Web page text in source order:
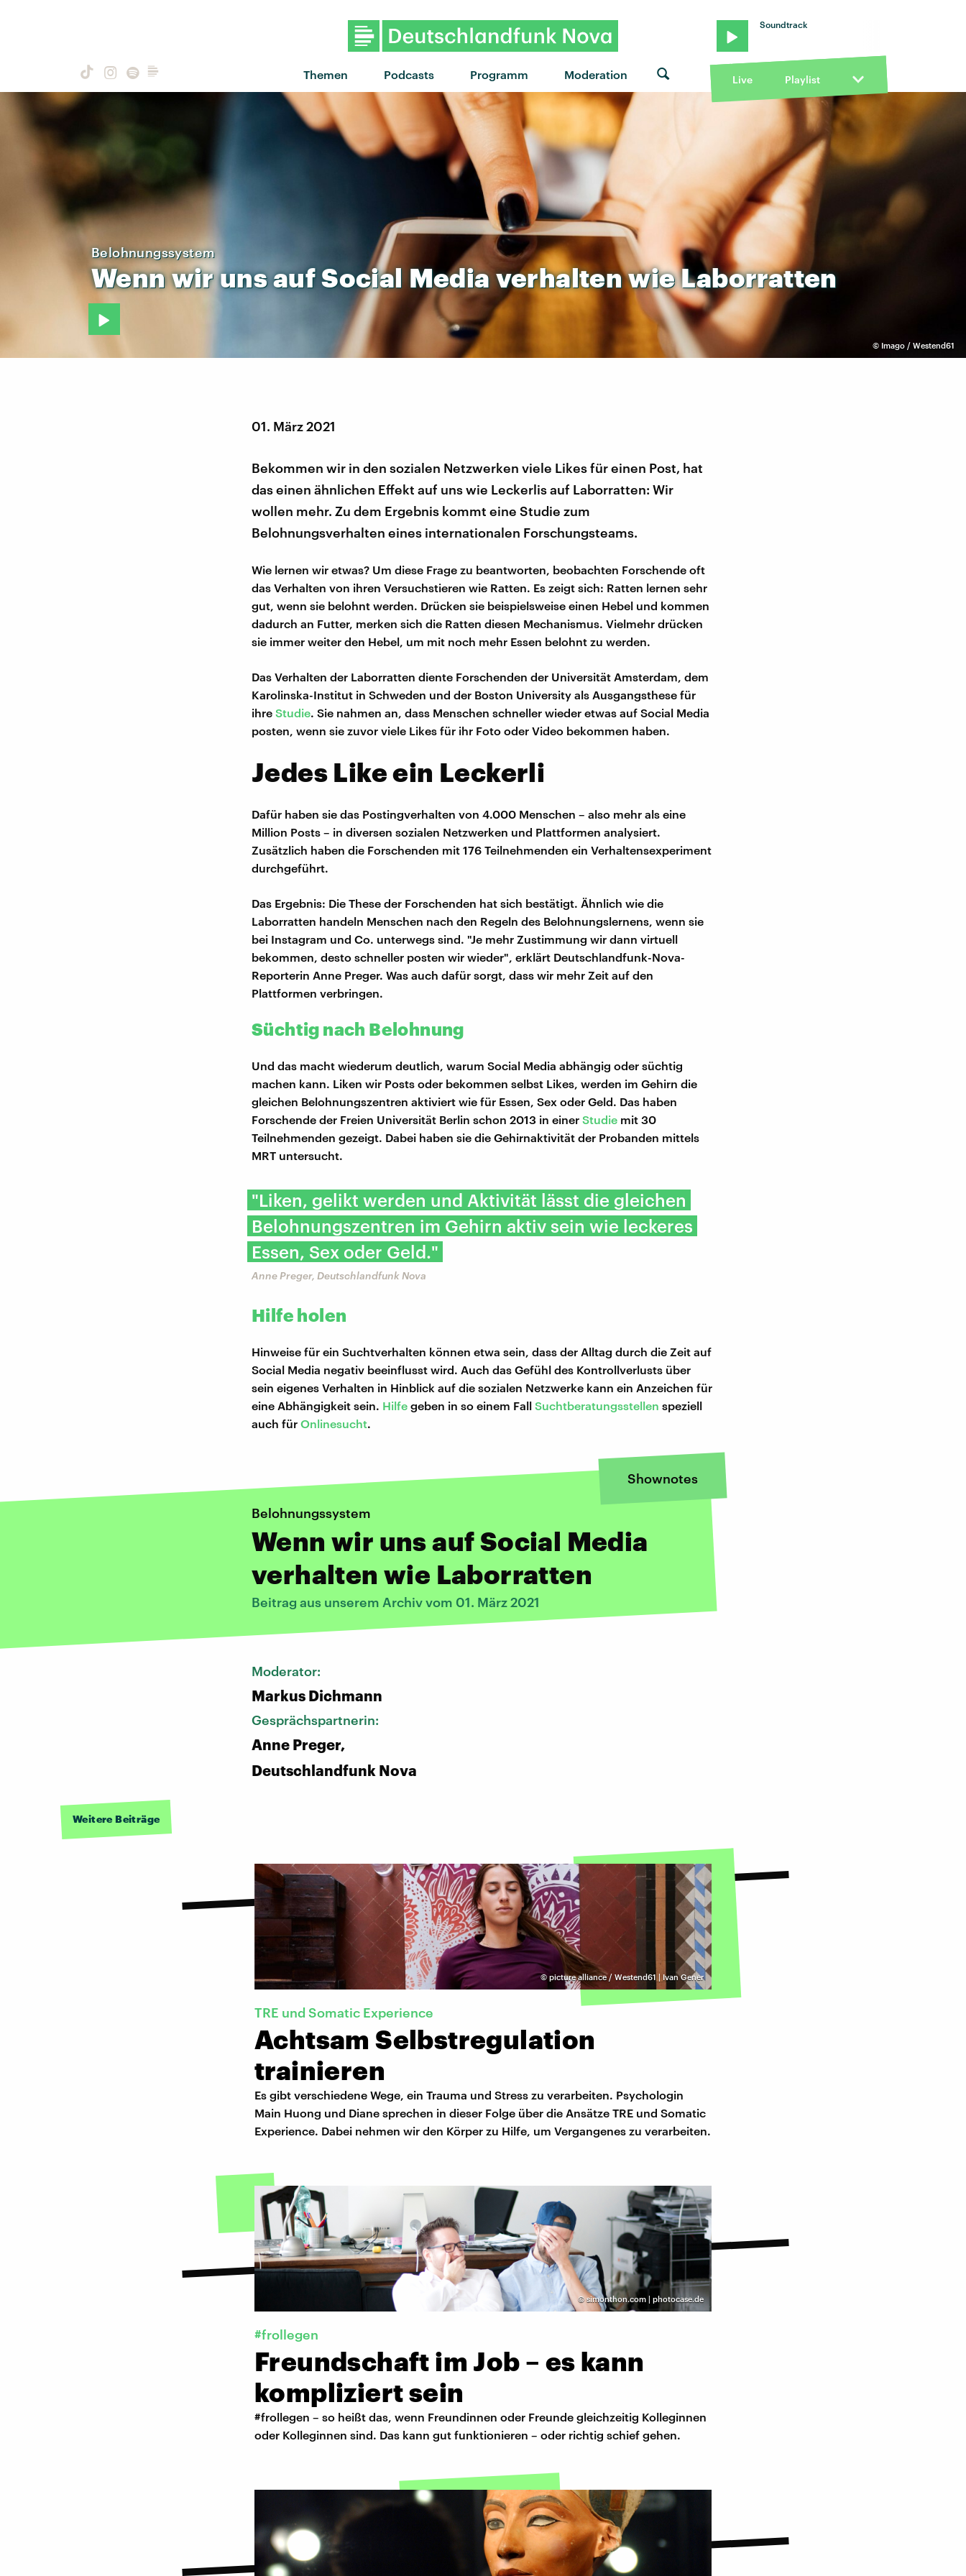
Themen Podcasts Programm Moderation
Soundtrack
Live Playlist
© Imago / Westend61
Belohnungssystem
WennwirunsaufSocial MediaverhaltenwieLaborratten
01. März 2021
Bekommen wir in den sozialen Netzwerken viele Likes für einen Post, hat
das einen ähnlichen Effekt auf uns wie Leckerlis auf Laborratten: Wir
wollen mehr. Zu dem Ergebnis kommt eine Studie zum
Belohnungsverhalten eines internationalen Forschungsteams.
Wie lernen wir etwas? Um diese Frage zu beantworten, beobachten Forschende oft
das Verhalten von ihren Versuchstieren wie Ratten. Es zeigt sich: Ratten lernen sehr
gut, wenn sie belohnt werden. Drücken sie beispielsweise einen Hebel und kommen
dadurch an Futter, merken sich die Ratten diesen Mechanismus. Vielmehr drücken
sie immer weiter den Hebel, um mit noch mehr Essen belohnt zu werden.
Das Verhalten der Laborratten diente Forschenden der Universität Amsterdam, dem
Karolinska-Institut in Schweden und der Boston University als Ausgangsthese für
ihre Studie. Sie nahmen an, dass Menschen schneller wieder etwas auf Social Media
posten, wenn sie zuvor viele Likes für ihr Foto oder Video bekommen haben.
Jedes Like ein Leckerli
Dafür haben sie das Postingverhalten von 4.000 Menschen – also mehr als eine
Million Posts – in diversen sozialen Netzwerken und Plattformen analysiert.
Zusätzlich haben die Forschenden mit 176 Teilnehmenden ein Verhaltensexperiment
durchgeführt.
Das Ergebnis: Die These der Forschenden hat sich bestätigt. Ähnlich wie die
Laborratten handeln Menschen nach den Regeln des Belohnungslernens, wenn sie
bei Instagram und Co. unterwegs sind. "Je mehr Zustimmung wir dann virtuell
bekommen, desto schneller posten wir wieder", erklärt Deutschlandfunk-Nova-
Reporterin Anne Preger. Was auch dafür sorgt, dass wir mehr Zeit auf den
Plattformen verbringen.
Süchtig nach Belohnung
Und das macht wiederum deutlich, warum Social Media abhängig oder süchtig
machen kann. Liken wir Posts oder bekommen selbst Likes, werden im Gehirn die
gleichen Belohnungszentren aktiviert wie für Essen, Sex oder Geld. Das haben
Forschende der Freien Universität Berlin schon 2013 in einer Studie mit 30
Teilnehmenden gezeigt. Dabei haben sie die Gehirnaktivität der Probanden mittels
MRT untersucht.
"Liken, gelikt werden und Aktivität lässt die gleichen
Belohnungszentren im Gehirn aktiv sein wie leckeres
Essen, Sex oder Geld."
Anne Preger, Deutschlandfunk Nova
Hilfe holen
Hinweise für ein Suchtverhalten können etwa sein, dass der Alltag durch die Zeit auf
Social Media negativ beeinflusst wird. Auch das Gefühl des Kontrollverlusts über
sein eigenes Verhalten in Hinblick auf die sozialen Netzwerke kann ein Anzeichen für
eine Abhängigkeit sein. Hilfe geben in so einem Fall Suchtberatungsstellen speziell
auch für Onlinesucht.
Shownotes
Belohnungssystem
Wenn wir uns auf Social Media
verhalten wie Laborratten
Beitrag aus unserem Archiv vom 01. März 2021
Moderator:
Markus Dichmann
Gesprächspartnerin:
Anne Preger,
Deutschlandfunk Nova
Weitere Beiträge
©picture alliance / Westend61 | Ivan Gener
TRE und Somatic Experience
Achtsam Selbstregulation
trainieren
Es gibt verschiedene Wege, ein Trauma und Stress zu verarbeiten. Psychologin
Main Huong und Diane sprechen in dieser Folge über die Ansätze TRE und Somatic
Experience. Dabei nehmen wir den Körper zu Hilfe, um Vergangenes zu verarbeiten.
©simonthon.com | photocase.de
#frollegen
Freundschaft im Job – es kann
kompliziert sein
#frollegen – so heißt das, wenn Freundinnen oder Freunde gleichzeitig Kolleginnen
oder Kolleginnen sind. Das kann gut funktionieren – oder richtig schief gehen.